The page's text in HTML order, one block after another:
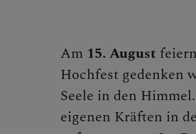
Am 15. August
Hochfest gedenken
Seele in den
eigenen Kräften in